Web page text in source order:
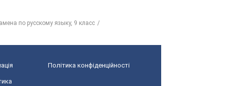
по русскому языку, 9 класс
Політика конфіденційності